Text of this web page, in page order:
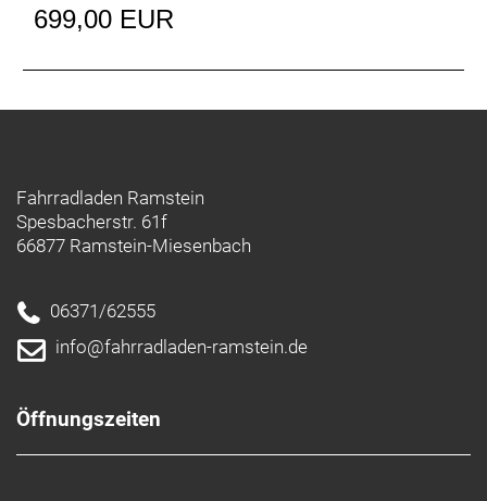
699,00 EUR
Fahrradladen Ramstein
Spesbacherstr. 61f
66877 Ramstein-Miesenbach
06371/62555
info@fahrradladen-ramstein.de
Öffnungszeiten